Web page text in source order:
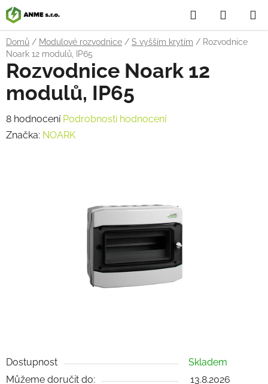
Přejít
na
obsah
Hledat
KOŠÍK
Domů / Modulové rozvodnice / S vyšším krytím / Rozvodnice
Noark 12 modulů, IP65
Dostupnost
Skladem
Můžeme doručit do:
13.8.2026
Rozvodnice Noark 12
modulů, IP65
Průměrné
hodnocení
8 hodnocení Podrobnosti hodnocení
Značka: NOARK